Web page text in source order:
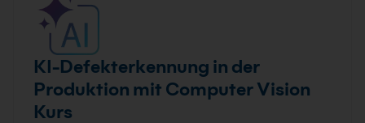
KI-Defekterkennung in der
Produktion mit Computer Vision
Kurs